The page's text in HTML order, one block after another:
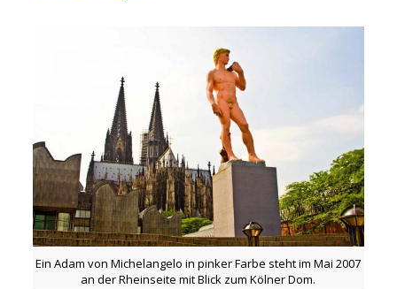
Ein Adam von Michelangelo in pinker Farbe steht im Mai 2007
an der Rheinseite mit Blick zum Kölner Dom.